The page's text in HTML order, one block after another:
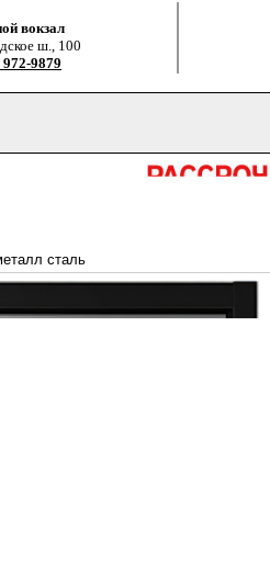
вокзал
ш., 100
972-9879
сталь